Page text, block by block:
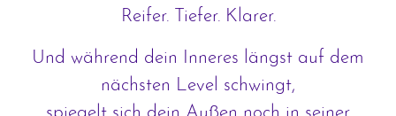
Reifer. Tiefer. Klarer.
Und während dein Inneres längst auf dem
nächsten Level schwingt,